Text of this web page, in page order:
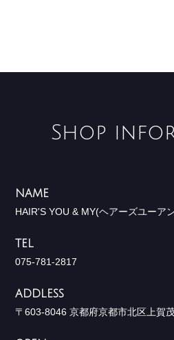
Shop
NAME
HAIR'S YOU & MY(ヘアーズユーア
TEL
075-781-2817
ADDLESS
〒603-8046 京都府京都市北区上賀